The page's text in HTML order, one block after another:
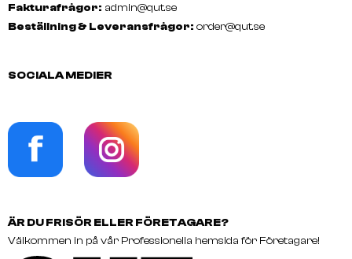
Fakturafrågor: admin@qut.se
Beställning & Leveransfrågor: order@qut.se
SOCIALA MEDIER
ÄR DU FRISÖR ELLER FÖRETAGARE?
Välkommen in på vår Professionella hemsida för Företagare!